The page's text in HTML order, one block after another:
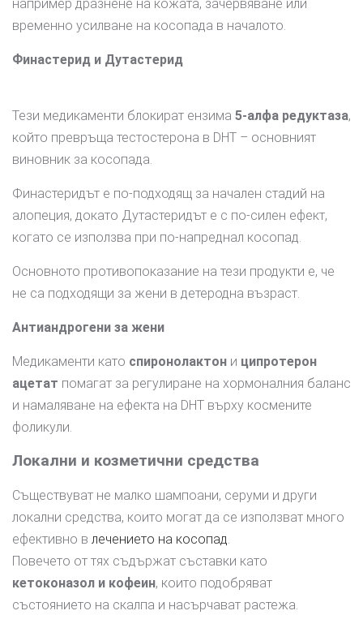
например дразнене на кожата, зачервяване или
временно усилване на косопада в началото.
Финастерид и Дутастерид
Тези медикаменти блокират ензима 5-алфа редуктаза,
който превръща тестостерона в DHT – основният
виновник за косопада.
Финастеридът е по-подходящ за начален стадий на
алопеция, докато Дутастеридът е с по-силен ефект,
когато се използва при по-напреднал косопад.
Основното противопоказание на тези продукти е, че
не са подходящи за жени в детеродна възраст.
Антиандрогени за жени
Медикаменти като спиронолактон и ципротерон
ацетат помагат за регулиране на хормоналния баланс
и намаляване на ефекта на DHT върху космените
фоликули.
Локални и козметични средства
Съществуват не малко шампоани, серуми и други
локални средства, които могат да се използват много
ефективно в лечението на косопад.
Повечето от тях съдържат съставки като
кетоконазол и кофеин, които подобряват
състоянието на скалпа и насърчават растежа.